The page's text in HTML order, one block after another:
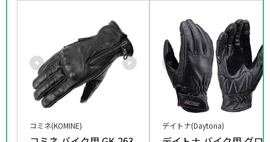
コミネ(KOMINE) デイトナ(Daytona)